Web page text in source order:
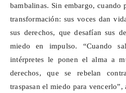
bambalinas. Sin embargo, cuando
transformación: sus voces dan
sus derechos, que desafían sus
miedo en impulso. “Cuando
intérpretes le ponen el alma a
derechos, que se rebelan
traspasan el miedo para